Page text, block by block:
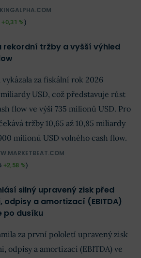
+0,31 %)
rekordní tržby a vyšší výhled
za fiskální rok 2026
USD, což představuje růst
flow ve výši 735 milionů USD. Pro
tržby 10,65 až 10,85 miliardy
milionů USD volného cash flow.
+2,58 %)
silný upravený zisk před
odpisy a amortizací (EBITDA)
po dusíku
za první pololetí upravený zisk
odpisy a amortizací (EBITDA) ve